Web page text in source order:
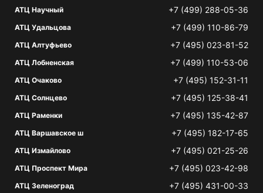
АТЦ Научный +7 (499) 288-05-36
АТЦ Удальцова +7 (499) 110-86-79
АТЦ Алтуфьево +7 (495) 023-81-52
АТЦ Лобненская +7 (499) 110-53-06
АТЦ Очаково +7 (495) 152-31-11
АТЦ Солнцево +7 (495) 125-38-41
АТЦ Раменки +7 (495) 135-42-87
АТЦ Варшавское ш +7 (495) 182-17-65
АТЦ Измайлово +7 (495) 021-25-26
АТЦ Проспект Мира +7 (495) 023-42-98
АТЦ Зеленоград +7 (495) 431-00-33